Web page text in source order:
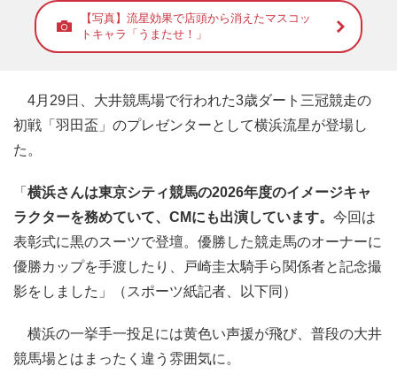
【写真】流星効果で店頭から消えたマスコッ
トキャラ「うまたせ！」
4月29日、大井競馬場で行われた3歳ダート三冠競走の
初戦「羽田盃」のプレゼンターとして横浜流星が登場し
た。
「 横浜さんは東京シティ競馬の2026年度のイメージキャ
ラクターを務めていて、CMにも出演しています。 今回は
表彰式に黒のスーツで登壇。優勝した競走馬のオーナーに
優勝カップを手渡したり、戸崎圭太騎手ら関係者と記念撮
影をしました」（スポーツ紙記者、以下同）
横浜の一挙手一投足には黄色い声援が飛び、普段の大井
競馬場とはまったく違う雰囲気に。